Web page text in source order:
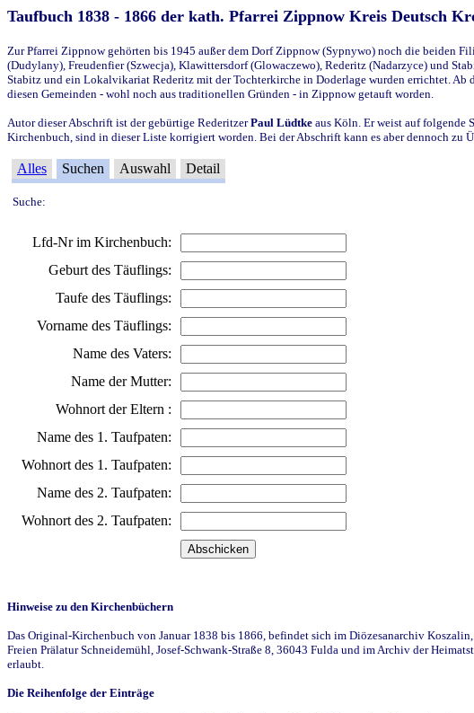
Taufbuch 1838 - 1866 der kath. Pfarrei Zippnow Kreis Deutsch
Zur Pfarrei Zippnow gehörten bis 1945 außer dem Dorf Zippnow (Sypnywo) noch die beiden
(Dudylany), Freudenfier (Szwecja), Klawittersdorf (Glowaczewo), Rederitz (Nadarzyce) und
Stabitz und ein Lokalvikariat Rederitz mit der Tochterkirche in Doderlage wurden errichtet. Ab
diesen Gemeinden - wohl noch aus traditionellen Gründen - in Zippnow getauft worden.
Autor dieser Abschrift ist der gebürtige RederitzerPaul Lüdtke aus Köln. Er weist auf folgende
Kirchenbuch, sind in dieser Liste korrigiert worden. Bei der Abschrift kann es aber dennoch zu
Alles Suchen Auswahl Detail
Suche:
Lfd-Nr im Kirchenbuch:
Geburt des Täuflings:
Taufe des Täuflings:
Vorname des Täuflings:
Name des Vaters:
Name der Mutter:
Wohnort der Eltern :
Name des 1. Taufpaten:
Wohnort des 1. Taufpaten:
Name des 2. Taufpaten:
Wohnort des 2. Taufpaten:
Hinweise zu den Kirchenbüchern
Das Original-Kirchenbuch von Januar 1838 bis 1866, befindet sich im Diözesanarchiv
Freien Prälatur Schneidemühl, Josef-Schwank-Straße 8, 36043 Fulda und im Archiv der
erlaubt.
Die Reihenfolge der Einträge